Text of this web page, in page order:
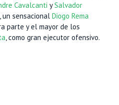
Cavalcanti ySalvador
sensacional Diogo Rema
parte y el mayor de los
, como gran ejecutor ofensivo.